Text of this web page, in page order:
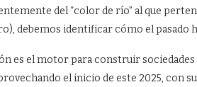
del “color de río” al que
debemos identificar cómo el pasado
es el motor para construir
el inicio de este 2025, con